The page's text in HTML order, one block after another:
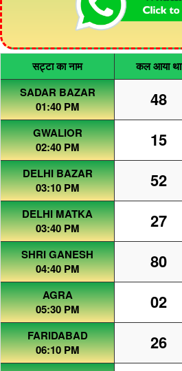
सट्टा का नाम कल आया था
SADAR BAZAR
01:40 PM
48
GWALIOR
02:40 PM
15
DELHI BAZAR
03:10 PM
52
DELHI MATKA
03:40 PM
27
SHRI GANESH
04:40 PM
80
AGRA
05:30 PM
02
FARIDABAD
06:10 PM
26